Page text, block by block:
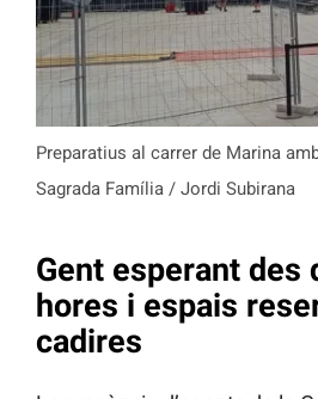
Preparatius al carrer de Marina
Sagrada Família / Jordi Subirana
Gent esperant des
hores i espais
cadires